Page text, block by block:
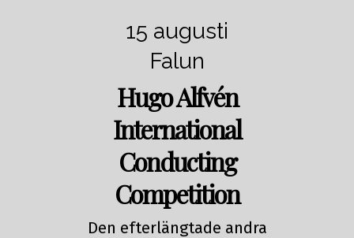
15 augusti
Falun
Hugo Alfvén
International
Conducting
Competition
Den efterlängtade andra